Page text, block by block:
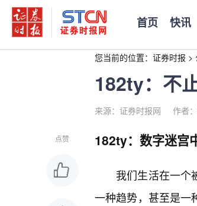
首页 快讯
您当前的位置： 证券时报 >
182ty：不
来源：证券时报网 作者
点赞 182ty：数字迷宫
我们生活在一个
一种趋势，甚至是一